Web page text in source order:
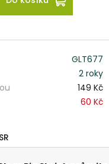
GLT677
2 roky
149 Kč
60 Kč